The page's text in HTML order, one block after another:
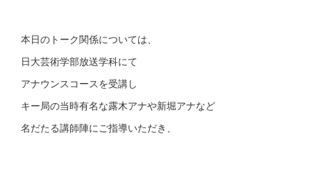
本日のトーク関係については、
日大芸術学部放送学科にて
アナウンスコースを受講し
キー局の当時有名な露木アナや新堀アナなど
名だたる講師陣にご指導いただき、